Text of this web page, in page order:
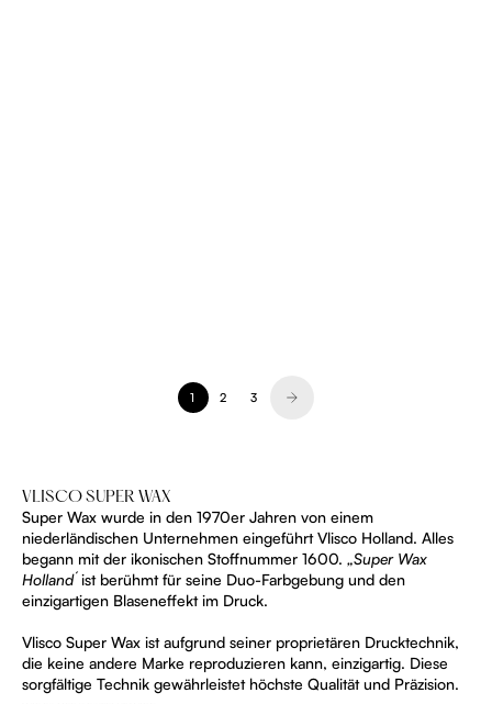
1 2 3
VLISCO SUPER WAX
Super Wax wurde in den 1970er Jahren von einem
niederländischen Unternehmen eingeführt Vlisco Holland. Alles
begann mit der ikonischen Stoffnummer 1600. „Super Wax
Holland´ ist berühmt für seine Duo-Farbgebung und den
einzigartigen Blaseneffekt im Druck.
Vlisco Super Wax ist aufgrund seiner proprietären Drucktechnik,
die keine andere Marke reproduzieren kann, einzigartig. Diese
sorgfältige Technik gewährleistet höchste Qualität und Präzision.